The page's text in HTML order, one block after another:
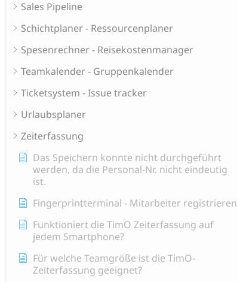
Sales Pipeline
Schichtplaner - Ressourcenplaner
Spesenrechner - Reisekostenmanager
Teamkalender - Gruppenkalender
Ticketsystem - Issue tracker
Urlaubsplaner
Zeiterfassung
Das Speichern konnte nicht durchgeführt
werden, da die Personal-Nr. nicht eindeutig
ist.
Fingerprintterminal - Mitarbeiter registrieren
Funktioniert die TimO Zeiterfassung auf
jedem Smartphone?
Für welche Teamgröße ist die TimO-
Zeiterfassung geeignet?